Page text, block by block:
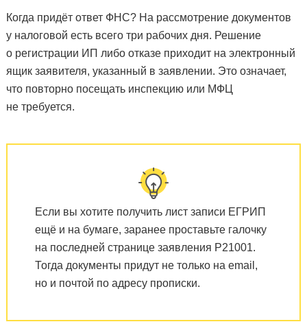
Когда придёт ответ ФНС? На рассмотрение документов
у налоговой есть всего три рабочих дня. Решение
о регистрации ИП либо отказе приходит на электронный
ящик заявителя, указанный в заявлении. Это означает,
что повторно посещать инспекцию или МФЦ
не требуется.
Если вы хотите получить лист записи ЕГРИП
ещё и на бумаге, заранее проставьте галочку
на последней странице заявления Р21001.
Тогда документы придут не только на email,
но и почтой по адресу прописки.